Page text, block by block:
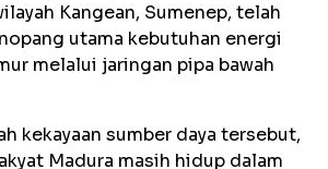
Kangean, Sumenep, telah
utama kebutuhan energi
melalui jaringan pipa bawah
kekayaan sumber daya tersebut,
Madura masih hidup dalam